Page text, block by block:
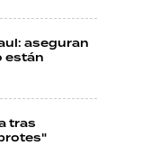
aseguran
están
tras